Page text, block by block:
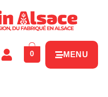
0 MENU